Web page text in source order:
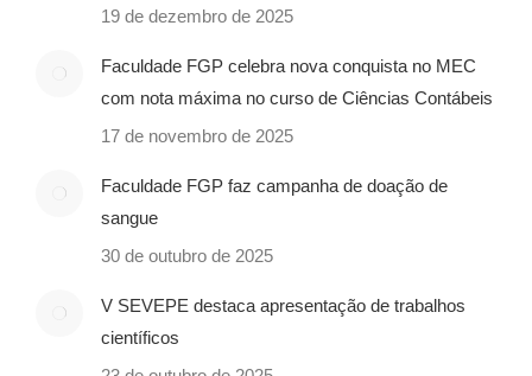
19 de dezembro de 2025
Faculdade FGP celebra nova conquista no MEC
com nota máxima no curso de Ciências Contábeis
17 de novembro de 2025
Faculdade FGP faz campanha de doação de
sangue
30 de outubro de 2025
V SEVEPE destaca apresentação de trabalhos
científicos